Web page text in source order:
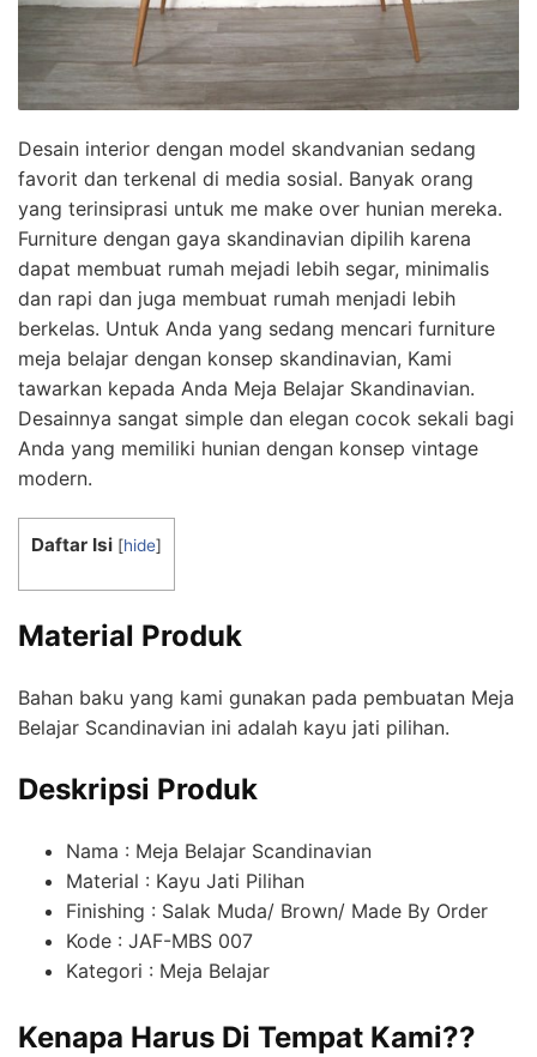
Desain interior dengan model skandvanian sedang
favorit dan terkenal di media sosial. Banyak orang
yang terinsiprasi untuk me make over hunian mereka.
Furniture dengan gaya skandinavian dipilih karena
dapat membuat rumah mejadi lebih segar, minimalis
dan rapi dan juga membuat rumah menjadi lebih
berkelas. Untuk Anda yang sedang mencari furniture
meja belajar dengan konsep skandinavian, Kami
tawarkan kepada Anda Meja Belajar Skandinavian.
Desainnya sangat simple dan elegan cocok sekali bagi
Anda yang memiliki hunian dengan konsep vintage
modern.
Daftar Isi [hide]
Material Produk
Bahan baku yang kami gunakan pada pembuatan Meja
Belajar Scandinavian ini adalah kayu jati pilihan.
Deskripsi Produk
Nama : Meja Belajar Scandinavian
Material : Kayu Jati Pilihan
Finishing : Salak Muda/ Brown/ Made By Order
Kode : JAF-MBS 007
Kategori : Meja Belajar
Kenapa Harus Di Tempat Kami??